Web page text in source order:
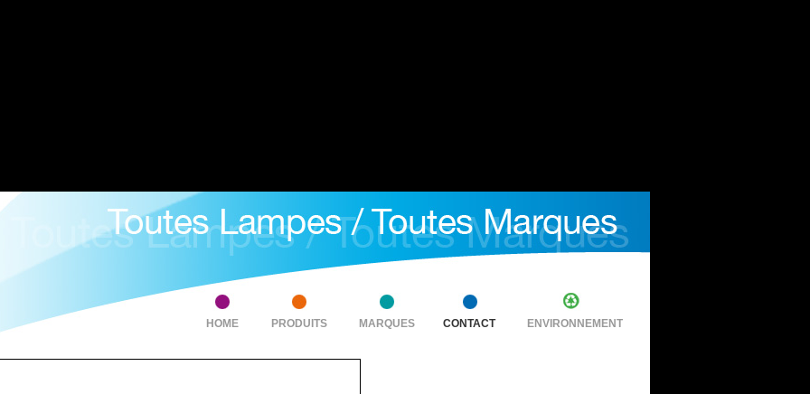
HOME PRODUITS MARQUES CONTACT ENVIRONNEMENT